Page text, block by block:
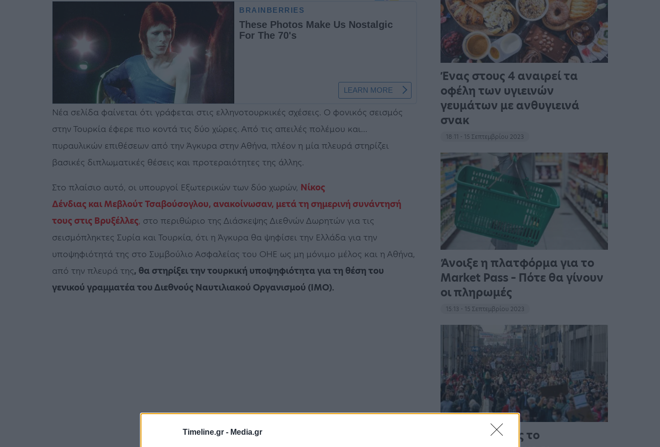
Timeline.gr - Media.gr
Νέα σελίδα φαίνεται ότι γράφεται στις ελληνοτουρκικές σχέσεις. Ο φονικός σεισμός
στην Τουρκία έφερε πιο κοντά τις δύο χώρες. Από τις απειλές πολέμου και…
πυραυλικών επιθέσεων από την Άγκυρα στην Αθήνα, πλέον η μία πλευρά στηρίζει
βασικές διπλωματικές θέσεις και προτεραιότητες της άλλης.
Στο πλαίσιο αυτό, οι υπουργοί Εξωτερικών των δύο χωρών, Νίκος
Δένδιας και Μεβλούτ Τσαβούσογλου, ανακοίνωσαν, μετά τη σημερινή συνάντησή
τους στις Βρυξέλλες, στο περιθώριο της Διάσκεψης Διεθνών Δωρητών για τις
σεισμόπληκτες Συρία και Τουρκία, ότι η Άγκυρα θα ψηφίσει την Ελλάδα για την
υποψηφιότητά της στο Συμβούλιο Ασφαλείας του ΟΗΕ ως μη μόνιμο μέλος και η Αθήνα,
από την πλευρά της, θα στηρίξει την τουρκική υποψηφιότητα για τη θέση του
γενικού γραμματέα του Διεθνούς Ναυτιλιακού Οργανισμού (IMO).
Ένας στους 4 αναιρεί τα
οφέλη των υγιεινών
γευμάτων με ανθυγιεινά
σνακ
18:11 - 15 Σεπτεμβρίου 2023
Άνοιξε η πλατφόρμα για το
Market Pass – Πότε θα γίνουν
οι πληρωμές
15:13 - 15 Σεπτεμβρίου 2023
Στους δρόμους το